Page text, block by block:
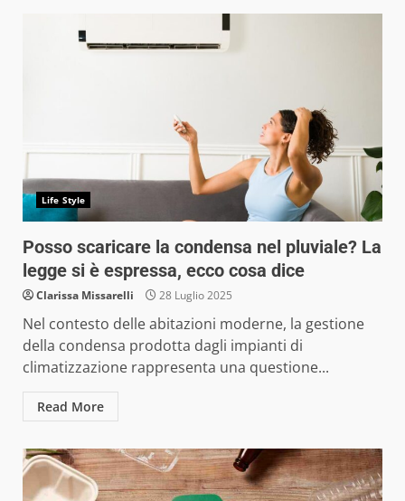
Life Style
Posso scaricare la condensa nel pluviale? La
legge si è espressa, ecco cosa dice
Clarissa Missarelli 28 Luglio 2025
Nel contesto delle abitazioni moderne, la gestione
della condensa prodotta dagli impianti di
climatizzazione rappresenta una questione...
Read More